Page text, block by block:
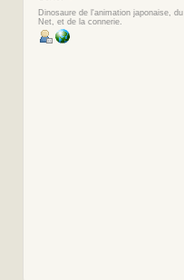
Dinosaure de l'animation japonaise, du
Net, et de la connerie.